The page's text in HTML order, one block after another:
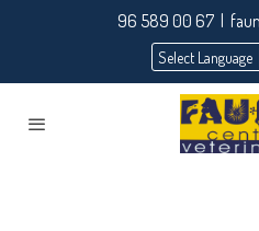
96 589 00 67 |
Select Language